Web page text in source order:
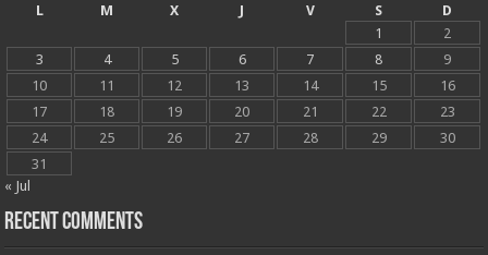
L
M X J V S
D
1
2
3
4 5 6 7 8
9
10
11 12 13 14 15
16
17
18 19 20 21 22
23
24
25 26 27 28 29
30
31
« Jul
Recent Comments